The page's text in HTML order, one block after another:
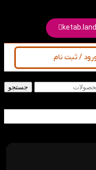
ketab.land
/ ثبت نام
جستجو